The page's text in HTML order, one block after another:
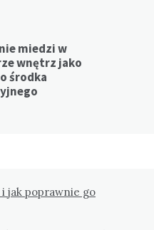
miedzi w
wnętrz jako
środka
jak poprawnie go